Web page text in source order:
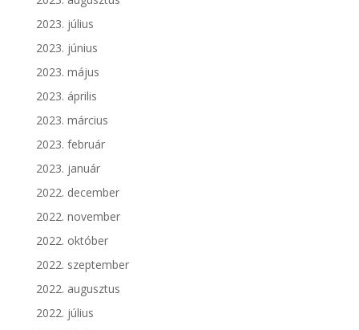
2023. július
2023. június
2023. május
2023. április
2023. március
2023. február
2023. január
2022. december
2022. november
2022. október
2022. szeptember
2022. augusztus
2022. július